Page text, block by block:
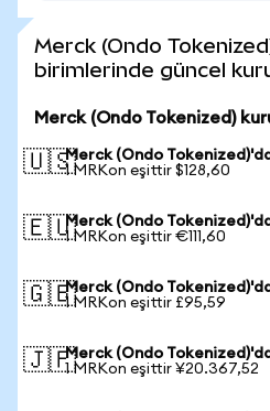
Merck (Ondo
birimlerinde güncel
Merck (Ondo Tokenized)
🇺🇸Merck (Ondo
1 MRKon eşittir $128,60
🇪🇺Merck (Ondo
1 MRKon eşittir €111,60
🇬🇧Merck (Ondo
1 MRKon eşittir £95,59
🇯🇵Merck (Ondo
1 MRKon eşittir ¥20.367,52